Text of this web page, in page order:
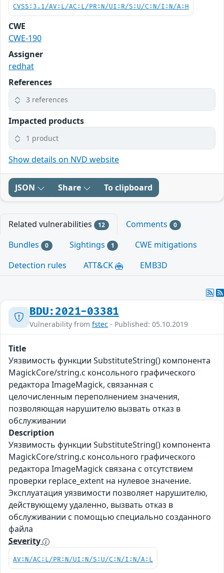
CVSS:3.1/AV:L/AC:L/PR:N/UI:R/S:U/C:N/I:N/A:H
CWE
CWE-190
Assigner
redhat
References
3 references
Impacted products
1 product
Show details on NVD website
JSON Share To clipboard
Related vulnerabilities 12 Comments 0
Bundles 0 Sightings 1
CWE mitigations
Detection rules
ATT&CK EMB3D
BDU:2021-03381
Vulnerability from fstec - Published: 05.10.2019
Title
Уязвимость функции SubstituteString() компонента
MagickCore/string.c консольного графического
редактора ImageMagick, связанная с
целочисленным переполнением значения,
позволяющая нарушителю вызвать отказ в
обслуживании
Description
Уязвимость функции SubstituteString() компонента
MagickCore/string.c консольного графического
редактора ImageMagick связана с отсутствием
проверки replace_extent на нулевое значение.
Эксплуатация уязвимости позволяет нарушителю,
действующему удаленно, вызвать отказ в
обслуживании с помощью специально созданного
файла
Severity
AV:N/AC:L/PR:N/UI:N/S:U/C:N/I:N/A:L